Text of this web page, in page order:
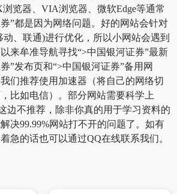
览器、VIA浏览器、微软Edge等通常
”都是因为网络问题。好的网站会针对
、联通)进行优化，所以小网站会遇到
来牟准导航寻找“>中国银河证券”最新
”发布页和“>中国银河证券”备用网
们推荐使用加速器（将自己的网络切
比如电信）。部分网站需要科学上
边不推荐，除非你真的用于学习资料的
决99.99%网站打不开的问题了。如有
急的话也可以通过QQ在线联系我们。